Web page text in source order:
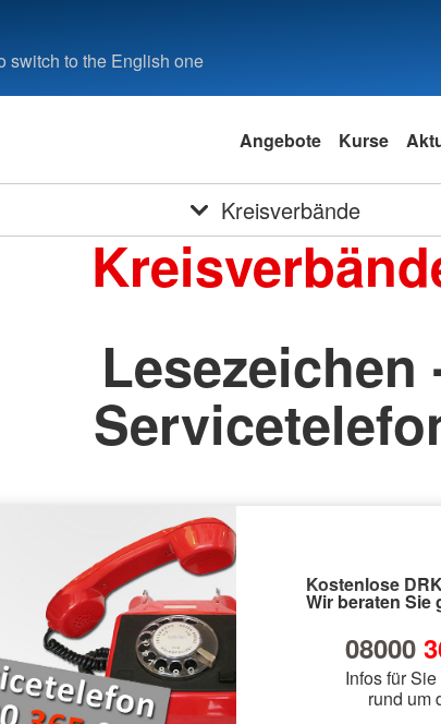
switch to the English one
Angebote Kurse
Kreisverbände
Lesezeichen
Kostenlose
Wir beraten Sie
08000
Infos für
rund um